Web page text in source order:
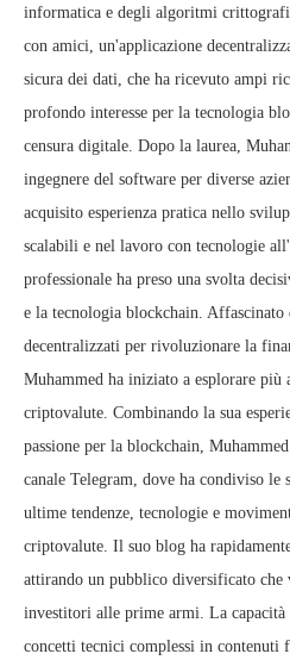
informatica e degli algoritmi
con amici, un'applicazione
sicura dei dati, che ha ricevuto ampi
profondo interesse per la tecnologia
censura digitale. Dopo la laurea,
ingegnere del software per diverse
acquisito esperienza pratica nello
scalabili e nel lavoro con tecnologie
professionale ha preso una svolta
e la tecnologia blockchain. Affascinato
decentralizzati per rivoluzionare la
Muhammed ha iniziato a esplorare
criptovalute. Combinando la sua
passione per la blockchain,
canale Telegram, dove ha condiviso le
ultime tendenze, tecnologie e
criptovalute. Il suo blog ha
attirando un pubblico diversificato che
investitori alle prime armi. La
concetti tecnici complessi in contenuti